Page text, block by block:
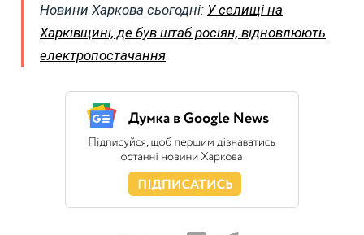
Новини Харкова сьогодні: У селищі на
Харківщині, де був штаб росіян, відновлюють
електропостачання